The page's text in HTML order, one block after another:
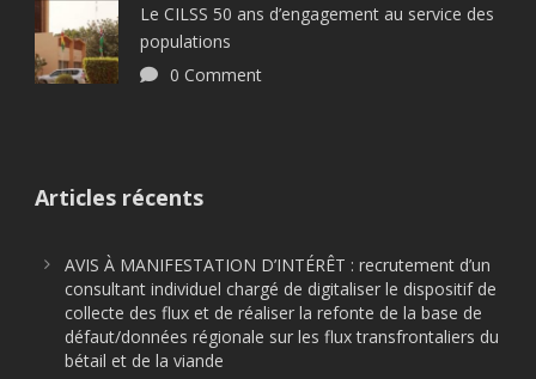
Le CILSS 50 ans d’engagement au service des
populations
0 Comment
Articles récents
AVIS À MANIFESTATION D’INTÉRÊT : recrutement d’un
consultant individuel chargé de digitaliser le dispositif de
collecte des flux et de réaliser la refonte de la base de
défaut/données régionale sur les flux transfrontaliers du
bétail et de la viande